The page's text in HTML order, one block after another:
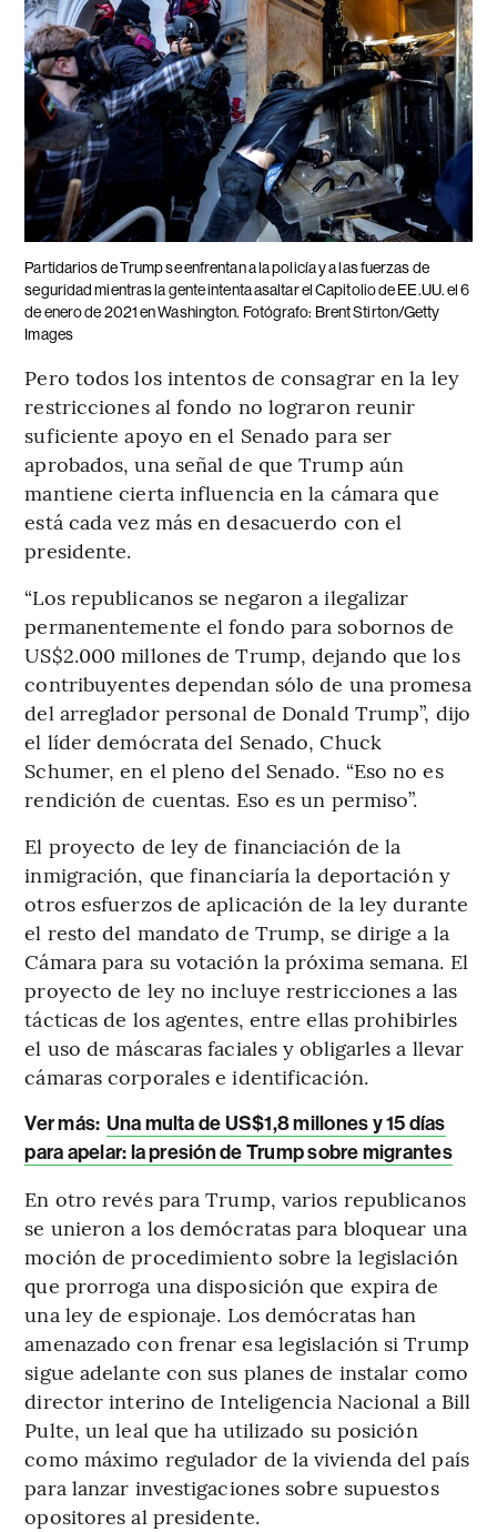
Partidarios de Trump se enfrentan a la policía y a las fuerzas de
seguridad mientras la gente intenta asaltar el Capitolio de EE.UU. el 6
de enero de 2021 en Washington. Fotógrafo: Brent Stirton/Getty
Images
Pero todos los intentos de consagrar en la ley
restricciones al fondo no lograron reunir
suficiente apoyo en el Senado para ser
aprobados, una señal de que Trump aún
mantiene cierta influencia en la cámara que
está cada vez más en desacuerdo con el
presidente.
“Los republicanos se negaron a ilegalizar
permanentemente el fondo para sobornos de
US$2.000 millones de Trump, dejando que los
contribuyentes dependan sólo de una promesa
del arreglador personal de Donald Trump”, dijo
el líder demócrata del Senado, Chuck
Schumer, en el pleno del Senado. “Eso no es
rendición de cuentas. Eso es un permiso”.
El proyecto de ley de financiación de la
inmigración, que financiaría la deportación y
otros esfuerzos de aplicación de la ley durante
el resto del mandato de Trump, se dirige a la
Cámara para su votación la próxima semana. El
proyecto de ley no incluye restricciones a las
tácticas de los agentes, entre ellas prohibirles
el uso de máscaras faciales y obligarles a llevar
cámaras corporales e identificación.
Ver más: Una multa de US$1,8 millones y 15 días
para apelar: la presión de Trump sobre migrantes
En otro revés para Trump, varios republicanos
se unieron a los demócratas para bloquear una
moción de procedimiento sobre la legislación
que prorroga una disposición que expira de
una ley de espionaje. Los demócratas han
amenazado con frenar esa legislación si Trump
sigue adelante con sus planes de instalar como
director interino de Inteligencia Nacional a Bill
Pulte, un leal que ha utilizado su posición
como máximo regulador de la vivienda del país
para lanzar investigaciones sobre supuestos
opositores al presidente.